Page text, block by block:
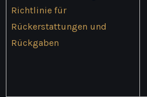
Richtlinie für
Rückerstattungen und
Rückgaben